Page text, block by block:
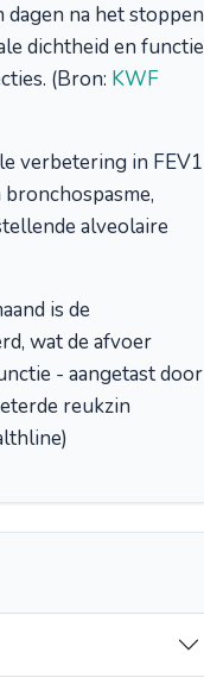
na het stoppen
dichtheid en functie
(Bron: KWF
verbetering in FEV1
alveolaire
is de
wat de afvoer
- aangetast door
reukzin